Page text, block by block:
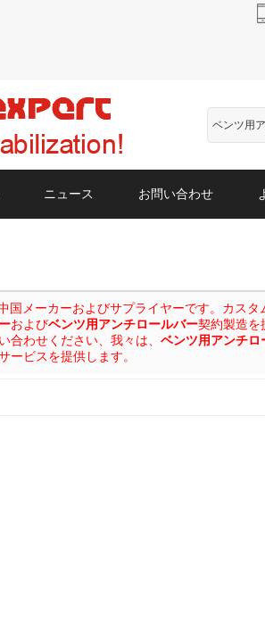
ニュース お問い合わせ
国メーカーおよびサプライヤーです。カスタ
およびベンツ用アンチロールバー契約製造を
合わせください、我々は、 ベンツ用アンチロ
ービスを提供します。